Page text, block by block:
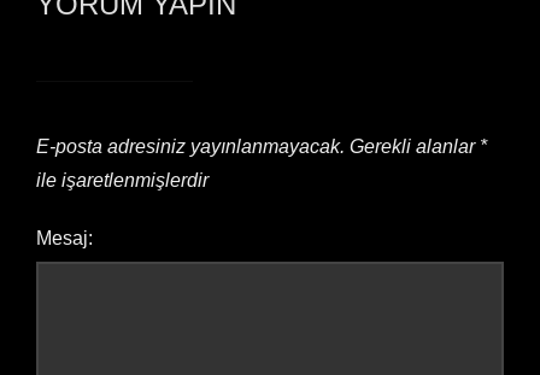
E-posta adresiniz yayınlanmayacak. Gerekli alanlar *
ile işaretlenmişlerdir
Mesaj: